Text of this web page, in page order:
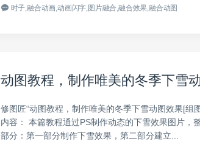
时子,融合动画,动画闪字,图片融合,融合效果,融合动图
动图教程，制作唯美的冬季下雪
修图匠“动图教程，制作唯美的冬季下雪动图效果[组
内容： 本篇教程通过PS制作动态的下雪效果图片，
部分：第一部分制作下雪效果，第二部分建立...